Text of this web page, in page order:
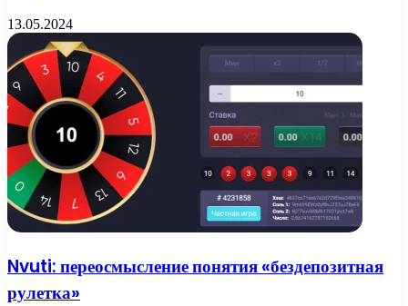
13.05.2024
Nvuti: переосмысление понятия «бездепозитная
рулетка»